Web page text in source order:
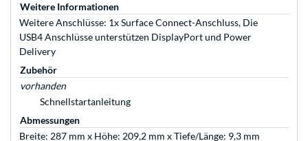
Weitere Informationen
Weitere Anschlüsse: 1x Surface Connect-Anschluss, Die
USB4 Anschlüsse unterstützen DisplayPort und Power
Delivery
Zubehör
vorhanden
Schnellstartanleitung
Abmessungen
Breite: 287 mm x Höhe: 209,2 mm x Tiefe/Länge: 9,3 mm